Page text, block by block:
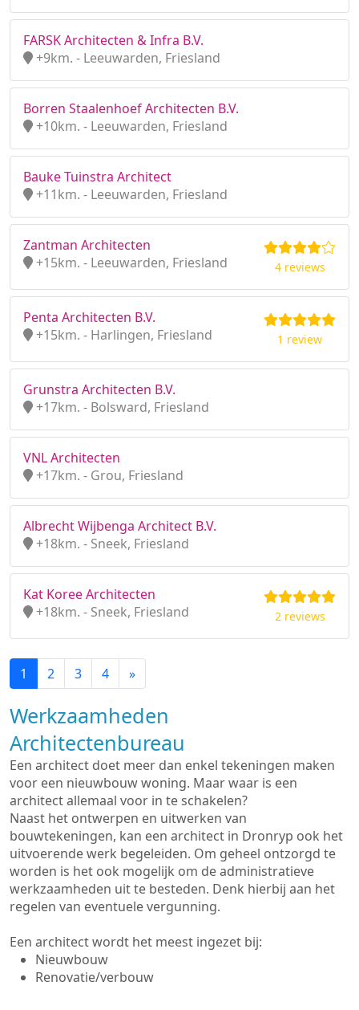
FARSK Architecten & Infra B.V.
+9km. - Leeuwarden, Friesland
Borren Staalenhoef Architecten B.V.
+10km. - Leeuwarden, Friesland
Bauke Tuinstra Architect
+11km. - Leeuwarden, Friesland
Zantman Architecten
+15km. - Leeuwarden, Friesland
4 reviews
Penta Architecten B.V.
+15km. - Harlingen, Friesland
1 review
Grunstra Architecten B.V.
+17km. - Bolsward, Friesland
VNL Architecten
+17km. - Grou, Friesland
Albrecht Wijbenga Architect B.V.
+18km. - Sneek, Friesland
Kat Koree Architecten
+18km. - Sneek, Friesland
2 reviews
1 2 3 4 »
Werkzaamheden
Architectenbureau
Een architect doet meer dan enkel tekeningen maken
voor een nieuwbouw woning. Maar waar is een
architect allemaal voor in te schakelen?
Naast het ontwerpen en uitwerken van
bouwtekeningen, kan een architect in Dronryp ook het
uitvoerende werk begeleiden. Om geheel ontzorgd te
worden is het ook mogelijk om de administratieve
werkzaamheden uit te besteden. Denk hierbij aan het
regelen van eventuele vergunning.
Een architect wordt het meest ingezet bij:
Nieuwbouw
Renovatie/verbouw